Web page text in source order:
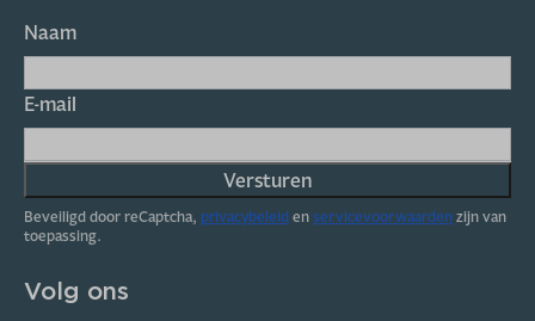
Naam
E-mail
Versturen
Beveiligd door reCaptcha, privacybeleidenservicevoorwaardenzijn van
toepassing.
Volg ons